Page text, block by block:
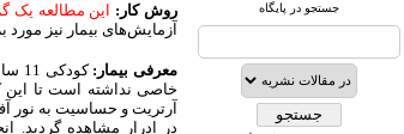
جستجو در پایگاه روش کار: این مطالعه
آزمایش‌های بیمار نیز
معرفی بیمار:
خاصی نداشته است تا این
آرتریت و حساسیت به نور
در ادرار مشاهده گردید.